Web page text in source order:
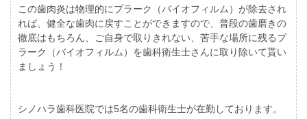
この歯肉炎は物理的にプラーク（バイオフィルム）が除去され
れば、健全な歯肉に戻すことができますので、普段の歯磨きの
徹底はもちろん、ご自身で取りきれない、苦手な場所に残るプ
ラーク（バイオフィルム）を歯科衛生士さんに取り除いて貰い
ましょう！
シノハラ歯科医院では5名の歯科衛生士が在勤しております。